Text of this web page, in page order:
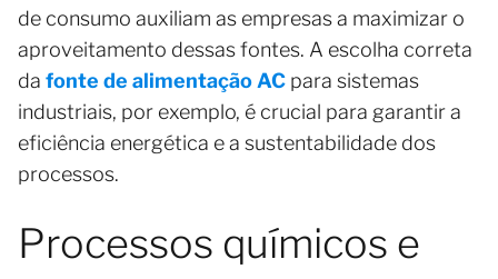
de consumo auxiliam as empresas a maximizar o
aproveitamento dessas fontes. A escolha correta
da fonte de alimentação AC para sistemas
industriais, por exemplo, é crucial para garantir a
eficiência energética e a sustentabilidade dos
processos.
Processos químicos e